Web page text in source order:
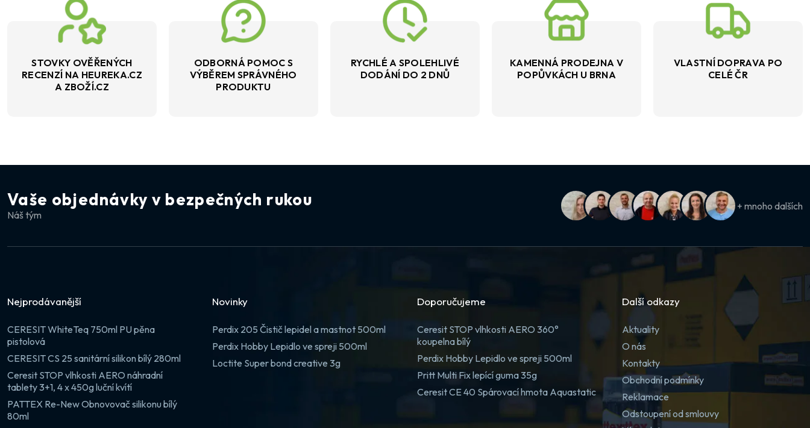
STOVKY OVĚŘENÝCH
RECENZÍ NA HEUREKA.CZ
A ZBOŽÍ.CZ
ODBORNÁ POMOC S
VÝBĚREM SPRÁVNÉHO
PRODUKTU
RYCHLÉ A SPOLEHLIVÉ
DODÁNÍ DO 2 DNŮ
KAMENNÁ PRODEJNA V
POPŮVKÁCH U BRNA
VLASTNÍ DOPRAVA PO
CELÉ ČR
Vaše objednávky v bezpečných rukou
Náš tým
+ mnoho dalších
Nejprodávanější
CERESIT WhiteTeq 750ml PU pěna
pistolová
CERESIT CS 25 sanitární silikon bílý 280ml
Ceresit STOP vlhkosti AERO náhradní
tablety 3+1, 4 x 450g luční kvítí
PATTEX Re-New Obnovovač silikonu bílý
80ml
Novinky
Perdix 205 Čistič lepidel a mastnot 500ml
Perdix Hobby Lepidlo ve spreji 500ml
Loctite Super bond creative 3g
Doporučujeme
Ceresit STOP vlhkosti AERO 360°
koupelna bílý
Perdix Hobby Lepidlo ve spreji 500ml
Pritt Multi Fix lepící guma 35g
Ceresit CE 40 Spárovací hmota Aquastatic
Další odkazy
Aktuality
O nás
Kontakty
Obchodní podmínky
Reklamace
Odstoupení od smlouvy